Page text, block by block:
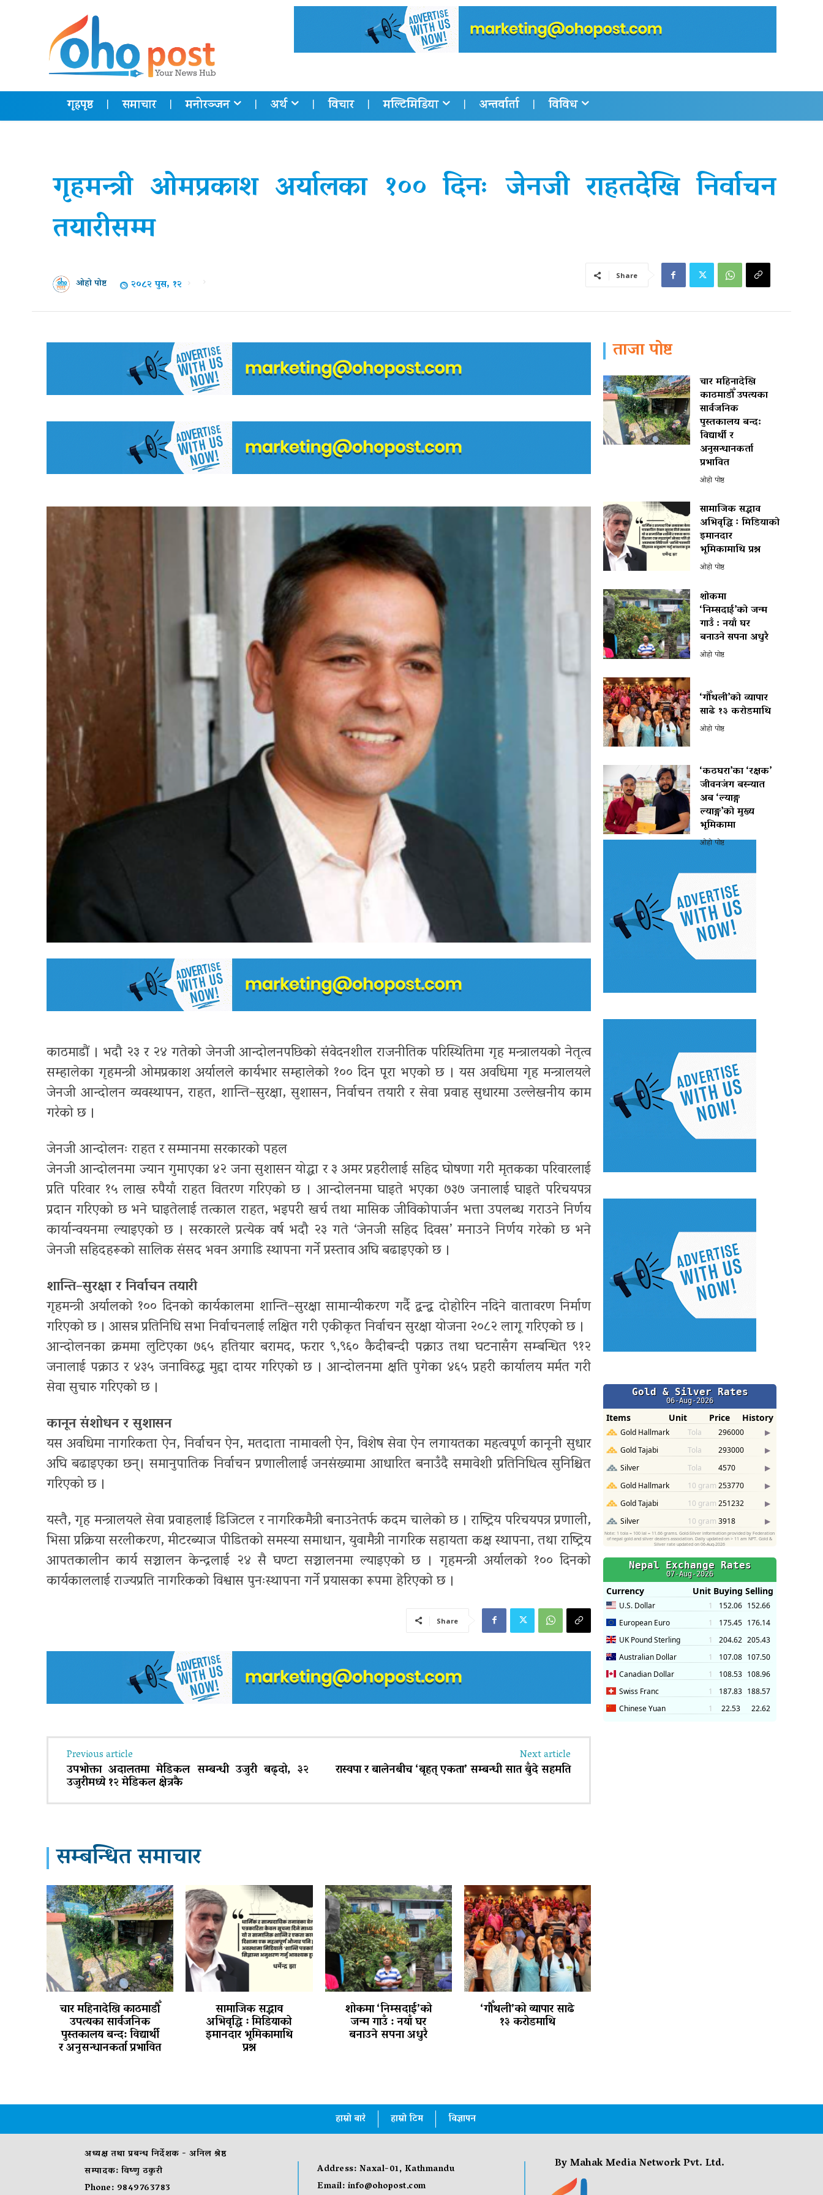
गृहपृष्ठ समाचार मनोरञ्जन अर्थ विचार मल्टिमिडिया अन्तर्वार्ता विविध
गृहमन्त्री ओमप्रकाश अर्यालका १०० दिनः जेनजी राहतदेखि निर्वाचन
तयारीसम्म
ओहो पोष्ट २०८२ पुस, १२ Share
काठमाडौं । भदौ २३ र २४ गतेको जेनजी आन्दोलनपछिको संवेदनशील राजनीतिक परिस्थितिमा गृह मन्त्रालयको नेतृत्व
सम्हालेका गृहमन्त्री ओमप्रकाश अर्यालले कार्यभार सम्हालेको १०० दिन पूरा भएको छ । यस अवधिमा गृह मन्त्रालयले
जेनजी आन्दोलन व्यवस्थापन, राहत, शान्ति–सुरक्षा, सुशासन, निर्वाचन तयारी र सेवा प्रवाह सुधारमा उल्लेखनीय काम
गरेको छ ।
जेनजी आन्दोलनः राहत र सम्मानमा सरकारको पहल
जेनजी आन्दोलनमा ज्यान गुमाएका ४२ जना सुशासन योद्धा र ३ अमर प्रहरीलाई सहिद घोषणा गरी मृतकका परिवारलाई
प्रति परिवार १५ लाख रुपैयाँ राहत वितरण गरिएको छ । आन्दोलनमा घाइते भएका ७३७ जनालाई घाइते परिचयपत्र
प्रदान गरिएको छ भने घाइतेलाई तत्काल राहत, भइपरी खर्च तथा मासिक जीविकोपार्जन भत्ता उपलब्ध गराउने निर्णय
कार्यान्वयनमा ल्याइएको छ । सरकारले प्रत्येक वर्ष भदौ २३ गते ‘जेनजी सहिद दिवस’ मनाउने निर्णय गरेको छ भने
जेनजी सहिदहरूको सालिक संसद भवन अगाडि स्थापना गर्ने प्रस्ताव अघि बढाइएको छ ।
शान्ति–सुरक्षा र निर्वाचन तयारी
गृहमन्त्री अर्यालको १०० दिनको कार्यकालमा शान्ति–सुरक्षा सामान्यीकरण गर्दै द्वन्द्व दोहोरिन नदिने वातावरण निर्माण
गरिएको छ । आसन्न प्रतिनिधि सभा निर्वाचनलाई लक्षित गरी एकीकृत निर्वाचन सुरक्षा योजना २०८२ लागू गरिएको छ ।
आन्दोलनका क्रममा लुटिएका ७६५ हतियार बरामद, फरार ९,९६० कैदीबन्दी पक्राउ तथा घटनासँग सम्बन्धित ९१२
जनालाई पक्राउ र ४३५ जनाविरुद्ध मुद्दा दायर गरिएको छ । आन्दोलनमा क्षति पुगेका ४६५ प्रहरी कार्यालय मर्मत गरी
सेवा सुचारु गरिएको छ ।
कानून संशोधन र सुशासन
यस अवधिमा नागरिकता ऐन, निर्वाचन ऐन, मतदाता नामावली ऐन, विशेष सेवा ऐन लगायतका महत्वपूर्ण कानूनी सुधार
अघि बढाइएका छन्। समानुपातिक निर्वाचन प्रणालीलाई जनसंख्यामा आधारित बनाउँदै समावेशी प्रतिनिधित्व सुनिश्चित
गरिएको छ ।
यस्तै, गृह मन्त्रालयले सेवा प्रवाहलाई डिजिटल र नागरिकमैत्री बनाउनेतर्फ कदम चालेको छ । राष्ट्रिय परिचयपत्र प्रणाली,
भिसा प्रक्रिया सरलीकरण, मीटरब्याज पीडितको समस्या समाधान, युवामैत्री नागरिक सहायता कक्ष स्थापना, तथा राष्ट्रिय
आपतकालीन कार्य सञ्चालन केन्द्रलाई २४ सै घण्टा सञ्चालनमा ल्याइएको छ । गृहमन्त्री अर्यालको १०० दिनको
कार्यकाललाई राज्यप्रति नागरिकको विश्वास पुनःस्थापना गर्ने प्रयासका रूपमा हेरिएको छ ।
Share
Previous article
उपभोक्ता अदालतमा मेडिकल सम्बन्धी उजुरी बढ्दो, ३२
उजुरीमध्ये १२ मेडिकल क्षेत्रकै
Next article
रास्वपा र बालेनबीच ‘बृहत् एकता’ सम्बन्धी सात बुँदे सहमति
सम्बन्धित समाचार
चार महिनादेखि काठमाडौँ
उपत्यका सार्वजनिक
पुस्तकालय बन्द: विद्यार्थी
र अनुसन्धानकर्ता प्रभावित
सामाजिक सद्भाव
अभिवृद्धि ः मिडियाको
इमानदार भूमिकामाथि
प्रश्न
शोकमा ‘निम्सदाई’को
जन्म गाउँ : नयाँ घर
बनाउने सपना अधुरै
‘गौँथली’को व्यापार साढे
१३ करोडमाथि
ताजा पोष्ट
चार महिनादेखि
काठमाडौँ उपत्यका
सार्वजनिक
पुस्तकालय बन्द:
विद्यार्थी र
अनुसन्धानकर्ता
प्रभावित
ओहो पोष्ट
सामाजिक सद्भाव
अभिवृद्धि ः मिडियाको
इमानदार
भूमिकामाथि प्रश्न
ओहो पोष्ट
शोकमा
‘निम्सदाई’को जन्म
गाउँ : नयाँ घर
बनाउने सपना अधुरै
ओहो पोष्ट
‘गौँथली’को व्यापार
साढे १३ करोडमाथि
ओहो पोष्ट
‘कठघरा’का ‘रक्षक’
जीवनजंग बस्न्यात
अब ‘ल्याङ्ग
ल्याङ्ग’को मुख्य
भूमिकामा
ओहो पोष्ट
हाम्रो बारे हाम्रो टिम विज्ञापन
अध्यक्ष तथा प्रबन्ध निर्देशक - अनिल श्रेष्ठ
सम्पादक: विष्णु ठकुरी
Phone: 9849763783
Address: Naxal-01, Kathmandu
Email:info@ohopost.com
By Mahak Media Network Pvt. Ltd.